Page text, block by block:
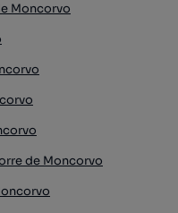
Moncorvo
de Moncorvo